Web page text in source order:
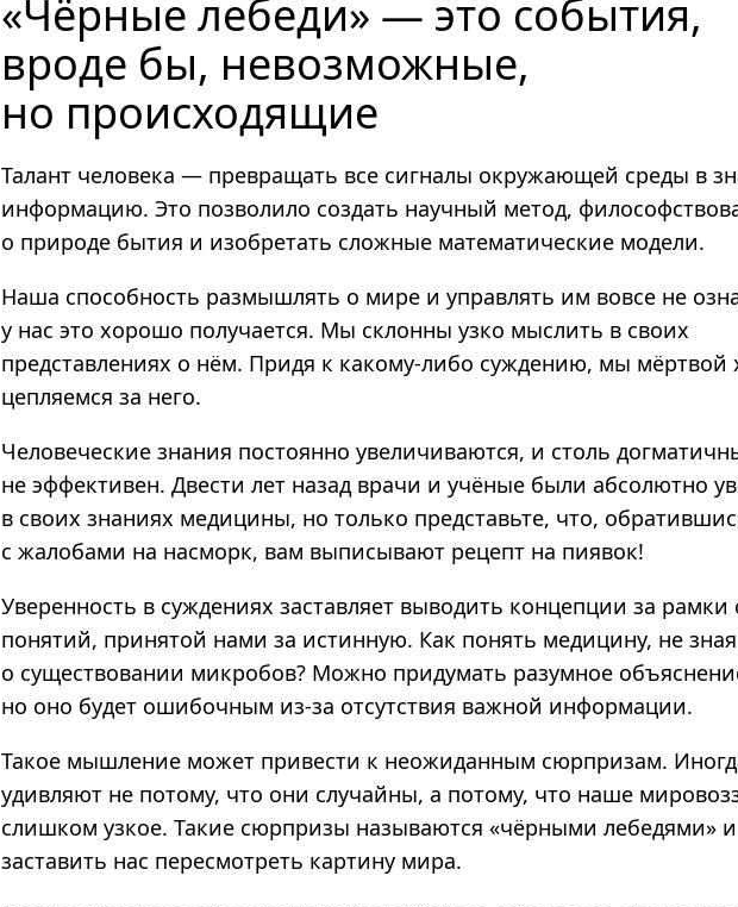
«Чёрные лебеди» — это события,
вроде бы, невозможные,
но происходящие
Талант человека — превращать все сигналы окружающей среды в
информацию. Это позволило создать научный метод,
о природе бытия и изобретать сложные математические модели.
Наша способность размышлять о мире и управлять им вовсе не
у нас это хорошо получается. Мы склонны узко мыслить в своих
представлениях о нём. Придя к какому-либо суждению, мы мёртвой
цепляемся за него.
Человеческие знания постоянно увеличиваются, и столь
не эффективен. Двести лет назад врачи и учёные были абсолютно
в своих знаниях медицины, но только представьте, что,
с жалобами на насморк, вам выписывают рецепт на пиявок!
Уверенность в суждениях заставляет выводить концепции за рамки
понятий, принятой нами за истинную. Как понять медицину, не зная
о существовании микробов? Можно придумать разумное
но оно будет ошибочным из-за отсутствия важной информации.
Такое мышление может привести к неожиданным сюрпризам.
удивляют не потому, что они случайны, а потому, что наше
слишком узкое. Такие сюрпризы называются «чёрными лебедями»
заставить нас пересмотреть картину мира.